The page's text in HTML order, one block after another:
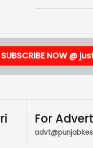
मुख्यमंत्री
SUBSCRIBE NOW @
For